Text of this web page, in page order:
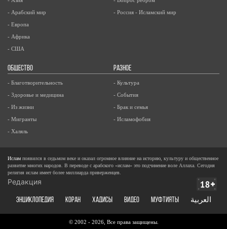
- Арабский мир
- Европа
- Африка
- США
- Россия - Исламский мир
ОБЩЕСТВО
- Благотворительность
- Здоровье и медицина
- Из жизни
- Мигранты
- Халяль
РАЗНОЕ
- Культура
- События
- Брак и семья
- Исламофобия
Ислам появился в седьмом веке и оказал огромное влияние на историю, культуру и общественное
развитие многих народов. В переводе с арабского «ислам» это подчинение воле Аллаха. Сегодня
религия ислам имеет более миллиарда приверженцев.
Редакция
ЭНЦИКЛОПЕДИЯ КОРАН ХАДИСЫ ВИДЕО Муфтияты العربية
© 2002 - 2026, Все права защищены.